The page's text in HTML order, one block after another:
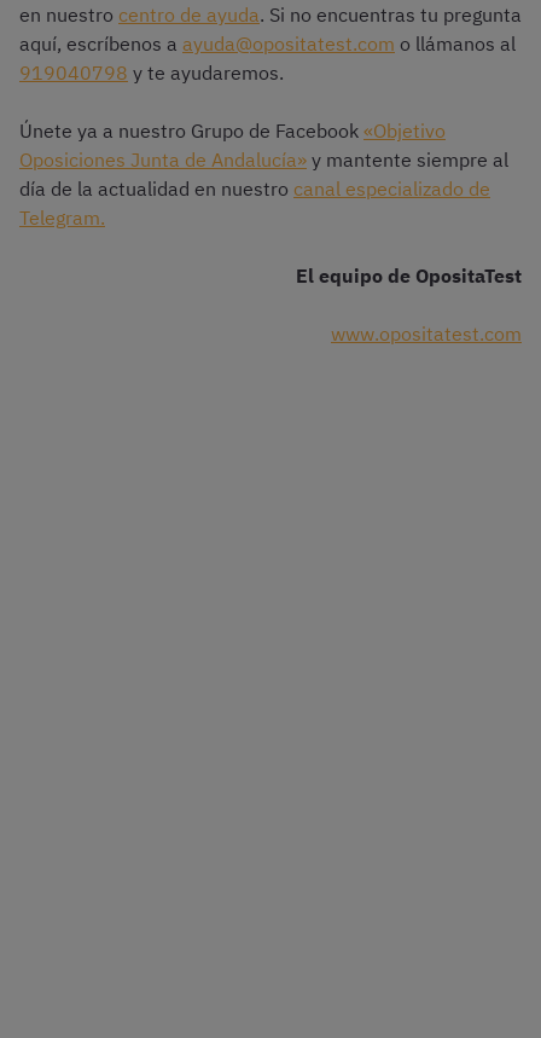
en nuestro centro de ayuda. Si no encuentras tu pregunta
aquí, escríbenos a ayuda@opositatest.com o llámanos al
919040798 y te ayudaremos.
Únete ya a nuestro Grupo de Facebook «Objetivo
Oposiciones Junta de Andalucía» y mantente siempre al
día de la actualidad en nuestro canal especializado de
Telegram.
El equipo de OpositaTest
www.opositatest.com